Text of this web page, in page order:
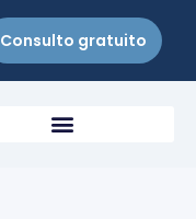
Consulto gratuito